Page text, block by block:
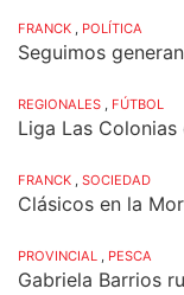
FRANCK , POLÍTICA
Seguimos
REGIONALES , FÚTBOL
Liga Las
FRANCK , SOCIEDAD
Clásicos en la
PROVINCIAL , PESCA
Gabriela Barrios